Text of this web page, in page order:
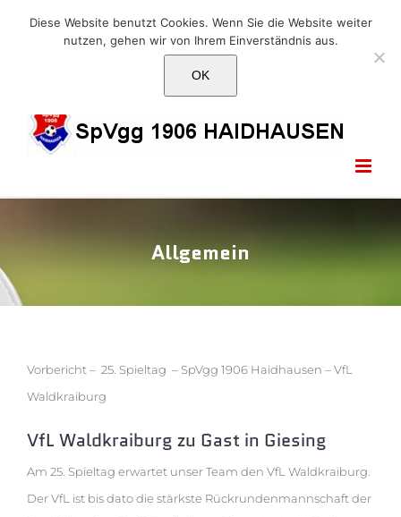
E-Mail: info@1906haidhausen.de
FacebookInstagram
E-
Allgemein
Vorbericht – 25. Spieltag – SpVgg 1906 Haidhausen – VfL
Waldkraiburg
VfL Waldkraiburg zu Gast in Giesing
Am 25. Spieltag erwartet unser Team den VfL Waldkraiburg.
Der VfL ist bis dato die stärkste Rückrundenmannschaft der
Diese Website benutzt Cookies. Wenn Sie die Website weiter
nutzen, gehen wir von Ihrem Einverständnis aus.
OK